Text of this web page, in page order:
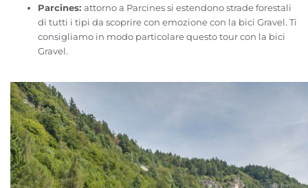
Parcines: attorno a Parcines si estendono strade forestali
di tutti i tipi da scoprire con emozione con la bici Gravel. Ti
consigliamo in modo particolare questo tour con la bici
Gravel.